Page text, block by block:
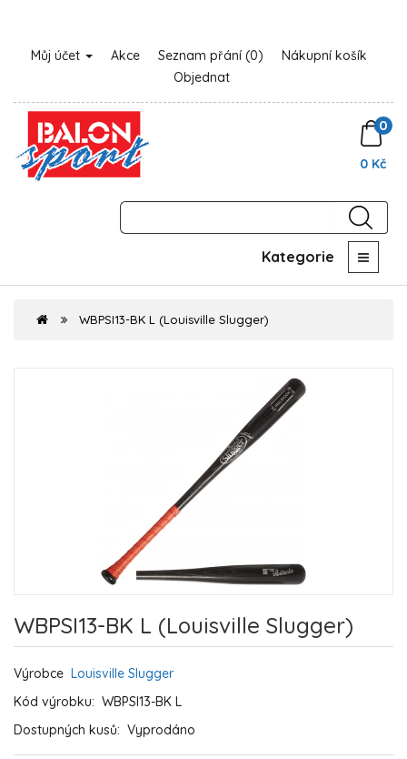
Můj účet Akce Seznam přání (0)
Nákupní košík
Objednat
0
0 Kč
Kategorie
WBPSI13-BK L (Louisville Slugger)
WBPSI13-BK L (Louisville Slugger)
Výrobce Louisville Slugger
Kód výrobku: WBPSI13-BK L
Dostupných kusů: Vyprodáno